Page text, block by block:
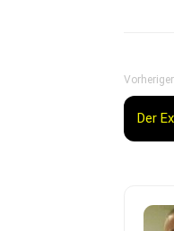
Der